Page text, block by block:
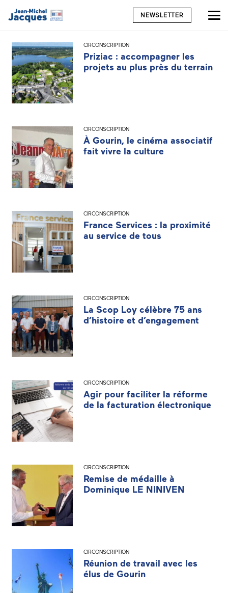
NEWSLETTER
CIRCONSCRIPTION
Priziac : accompagner les
projets au plus près du terrain
CIRCONSCRIPTION
À Gourin, le cinéma associatif
fait vivre la culture
CIRCONSCRIPTION
France Services : la proximité
au service de tous
CIRCONSCRIPTION
La Scop Loy célèbre 75 ans
d’histoire et d’engagement
CIRCONSCRIPTION
Agir pour faciliter la réforme
de la facturation électronique
CIRCONSCRIPTION
Remise de médaille à
Dominique LE NINIVEN
CIRCONSCRIPTION
Réunion de travail avec les
élus de Gourin